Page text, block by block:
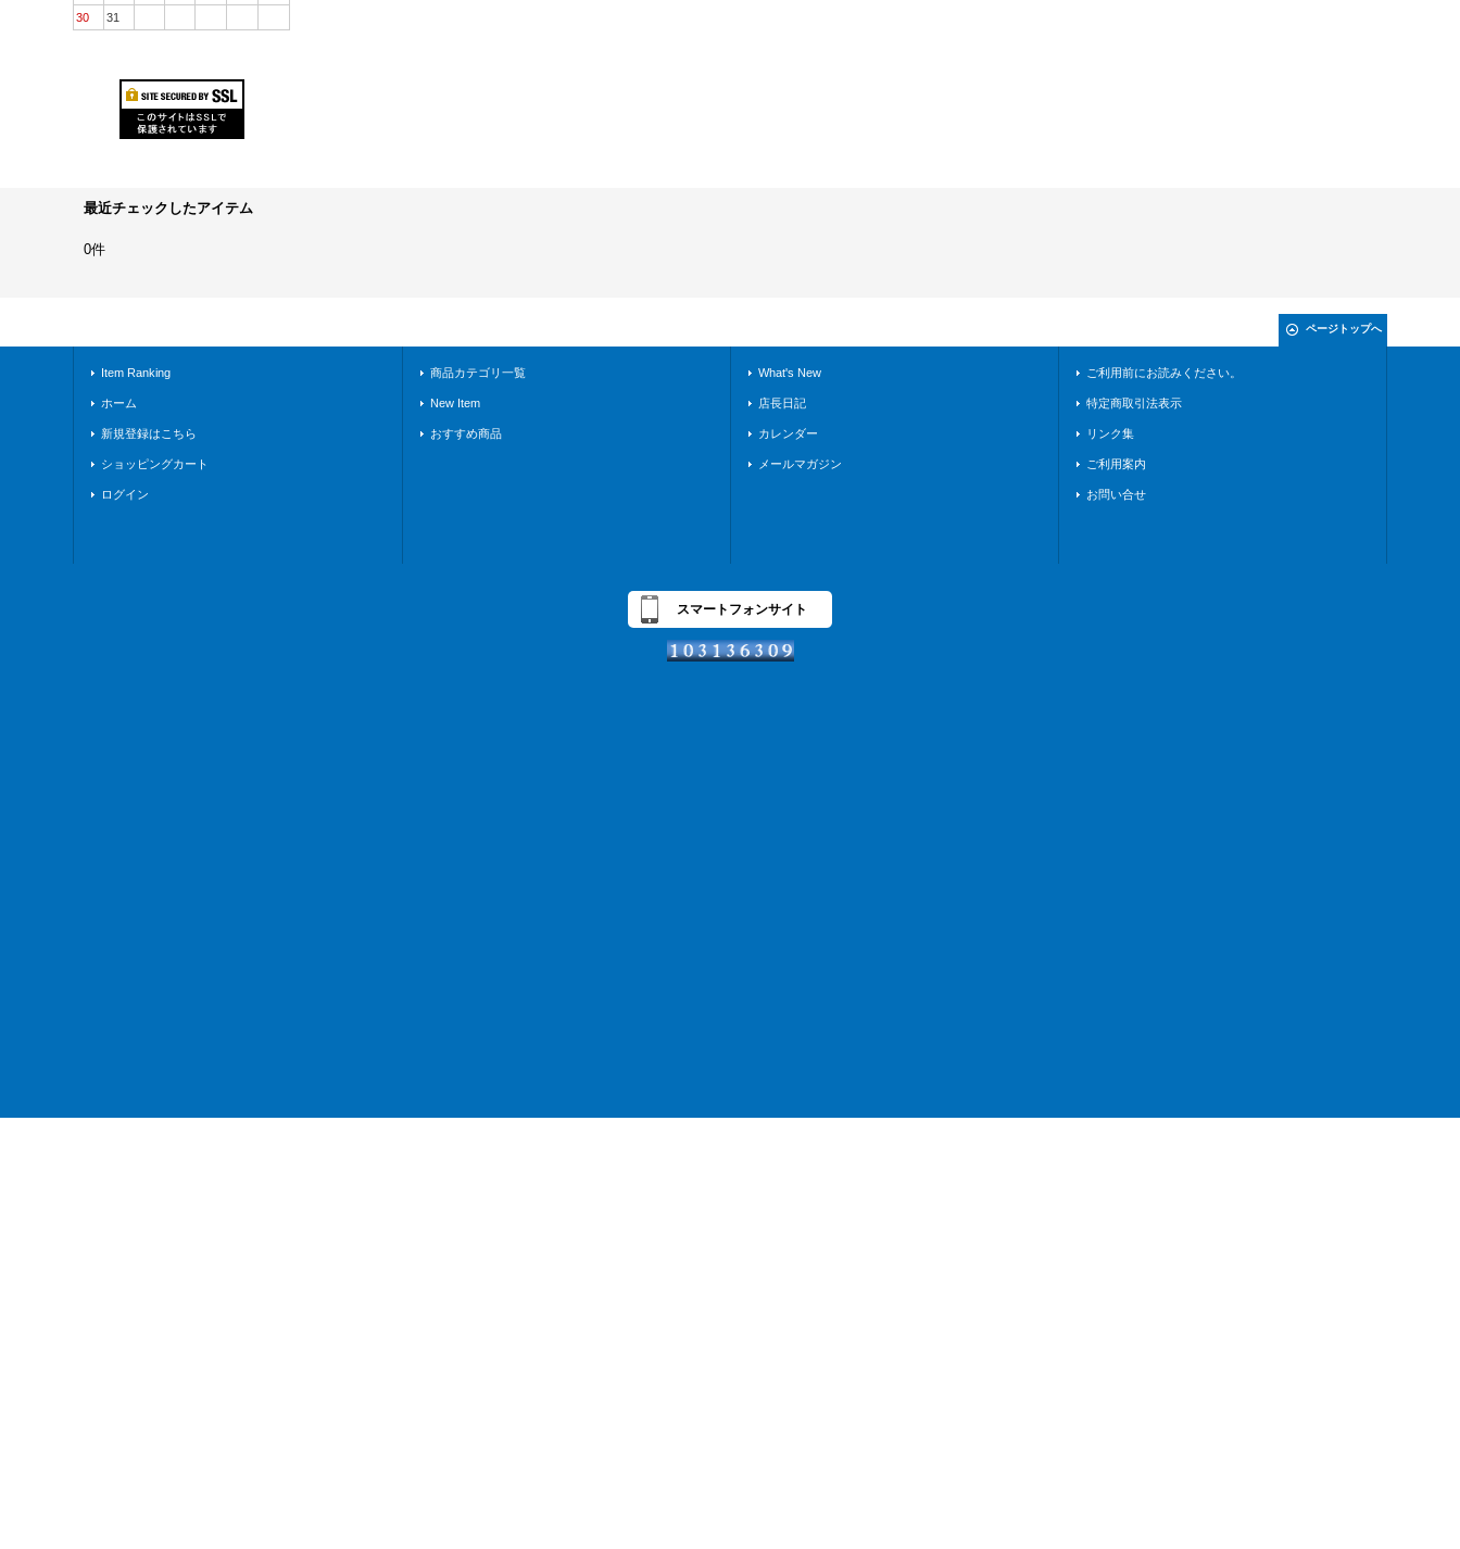
30
31
最近チェックしたアイテム
0件
ページトップへ
Item Ranking
ホーム
新規登録はこちら
ショッピングカート
ログイン
商品カテゴリ一覧
New Item
おすすめ商品
What's New
店長日記
カレンダー
メールマガジン
ご利用前にお読みください。
特定商取引法表示
リンク集
ご利用案内
お問い合せ
スマートフォンサイト